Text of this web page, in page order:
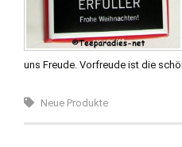
uns Freude. Vorfreude ist die
Neue Produkte